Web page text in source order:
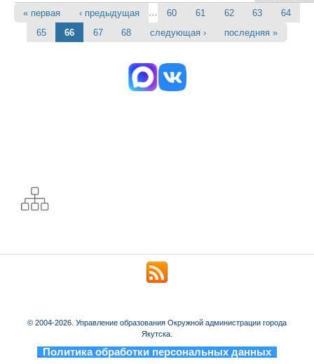
Страницы
« первая ‹ предыдущая 60 61 62 63
64
65
66 67 68 следующая › последняя »
© 2004-2026. Управление образования Окружной администрации города
Якутска.
Политика обработки персональных данных